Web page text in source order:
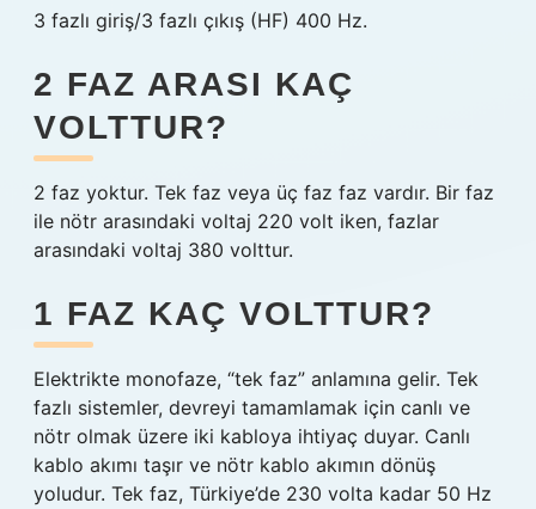
3 fazlı giriş/3 fazlı çıkış (HF) 400 Hz.
2 FAZ ARASI KAÇ
VOLTTUR?
2 faz yoktur. Tek faz veya üç faz faz vardır. Bir faz
ile nötr arasındaki voltaj 220 volt iken, fazlar
arasındaki voltaj 380 volttur.
1 FAZ KAÇ VOLTTUR?
Elektrikte monofaze, “tek faz” anlamına gelir. Tek
fazlı sistemler, devreyi tamamlamak için canlı ve
nötr olmak üzere iki kabloya ihtiyaç duyar. Canlı
kablo akımı taşır ve nötr kablo akımın dönüş
yoludur. Tek faz, Türkiye’de 230 volta kadar 50 Hz